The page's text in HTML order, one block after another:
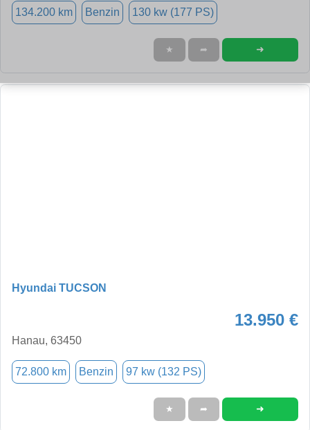
134.200 km Benzin 130 kw (177 PS)
★ ➦ ➜
Hyundai TUCSON
13.950 €
Hanau, 63450
72.800 km Benzin 97 kw (132 PS)
★ ➦ ➜